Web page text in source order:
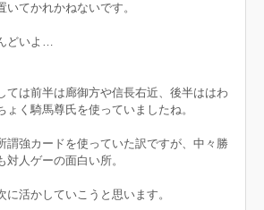
てかれかねないです。
どいよ…
ては前半は廊御方や信長右近、後半ははわ
く騎馬尊氏を使っていましたね。
謂強カードを使っていた訳ですが、中々勝
人ゲーの面白い所。
活かしていこうと思います。